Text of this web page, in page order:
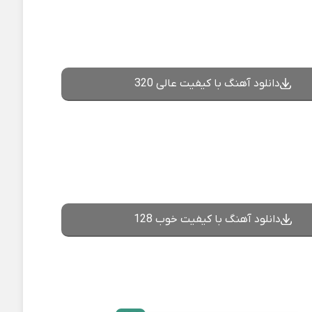
دانلود آهنگ با کیفیت عالی 320
دانلود آهنگ با کیفیت خوب 128